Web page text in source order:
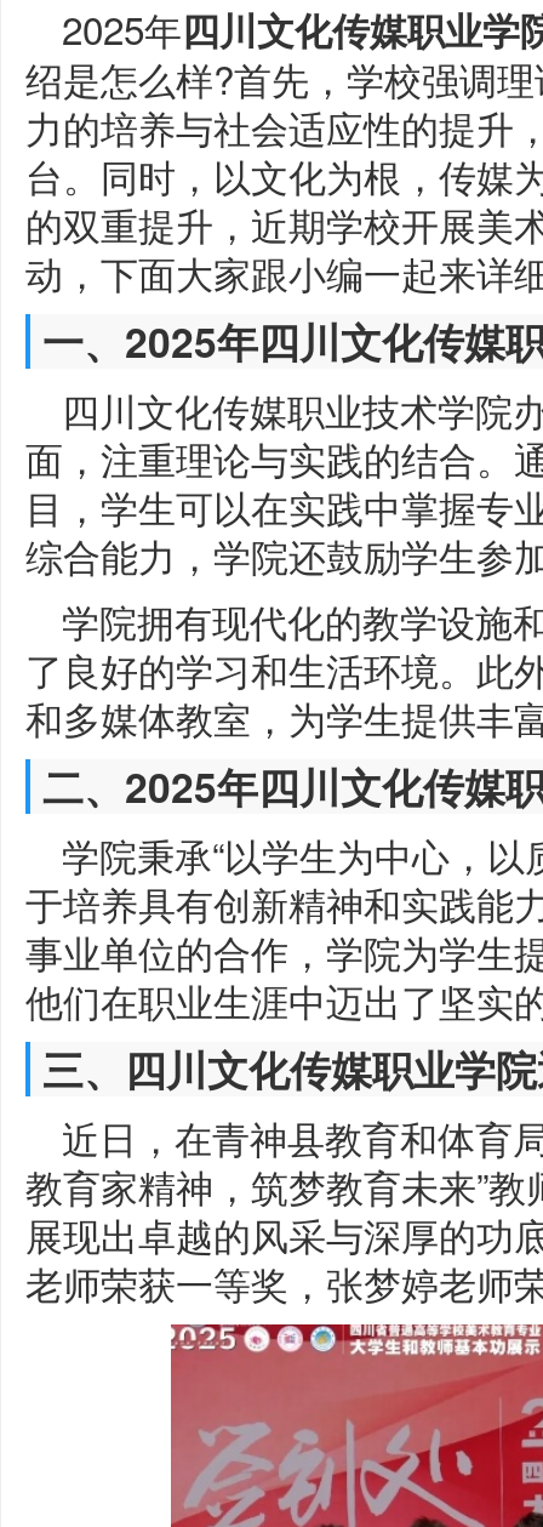
2025年四川文化传媒职业学
绍是怎么样?首先，学校强调
力的培养与社会适应性的提升
台。同时，以文化为根，传媒
的双重提升，近期学校开展美
动，下面大家跟小编一起来详
一、2025年四川文化传媒
四川文化传媒职业技术学院
面，注重理论与实践的结合。
目，学生可以在实践中掌握专
综合能力，学院还鼓励学生参
学院拥有现代化的教学设施
了良好的学习和生活环境。此
和多媒体教室，为学生提供丰
二、2025年四川文化传媒
学院秉承“以学生为中心，
于培养具有创新精神和实践能
事业单位的合作，学院为学生
他们在职业生涯中迈出了坚实
三、四川文化传媒职业学
近日，在青神县教育和体育
教育家精神，筑梦教育未来”
展现出卓越的风采与深厚的功
老师荣获一等奖，张梦婷老师